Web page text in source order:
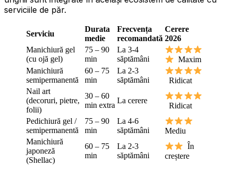
serviciile de păr.
Serviciu
Durata
medie
Frecvența
recomandată
Cerere
2026
Manichiură gel
(cu ojă gel)
75 – 90
min
La 3-4
săptămâni
Maxim
Manichiură
semipermanentă
60 – 75
min
La 2-3
săptămâni
Ridicat
Nail art
(decoruri, pietre,
folii)
30 – 60
min extra
La cerere
Ridicat
Pedichiură gel /
semipermanentă
75 – 90
min
La 4-6
săptămâni
Mediu
Manichiură
japoneză
(Shellac)
60 – 75
min
La 2-3
săptămâni
În
creștere